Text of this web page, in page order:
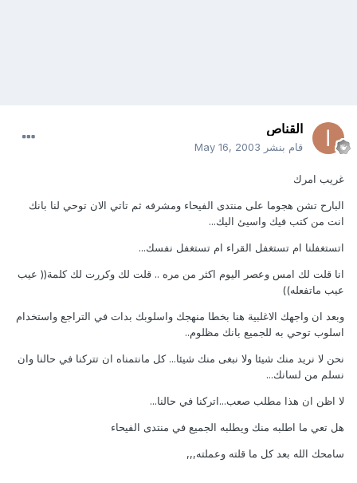
القناص
قام بنشر May 16, 2003
غريب امرك
البارح تشن هجوما على منتدى الفيحاء ومشرفه ثم تاتي الان توحي لنا بانك
انت من كتب فيك واسيئ اليك...
اتستغفلنا ام تستغفل القراء ام تستغفل نفسك...
انا قلت لك امس وعصر اليوم اكثر من مره .. قلت لك وكررت لك كلمة(( عيب
عيب ماتفعله))
وبعد ان واجهك الاغلبية هنا بخطا منهجك واسلوبك بدات في التراجع واستخدام
اسلوب توحي به للجميع بانك مظلوم..
نحن لا نريد منك شيئا ولا نبغى منك شيئا... كل مانتمناه ان تتركنا في حالنا وان
نسلم من لسانك...
لا اظن ان هذا مطلب صعب...اتركنا في حالنا...
هل تعي ما اطلبه منك ويطلبه الجميع في منتدى الفيحاء
سامحك الله بعد كل ما قلته وعملته,,,